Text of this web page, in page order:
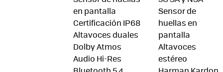
en pantalla
Certificación IP68
Altavoces duales
Dolby Atmos
Audio Hi-Res
Sensor de
huellas en
pantalla
Altavoces
estéreo